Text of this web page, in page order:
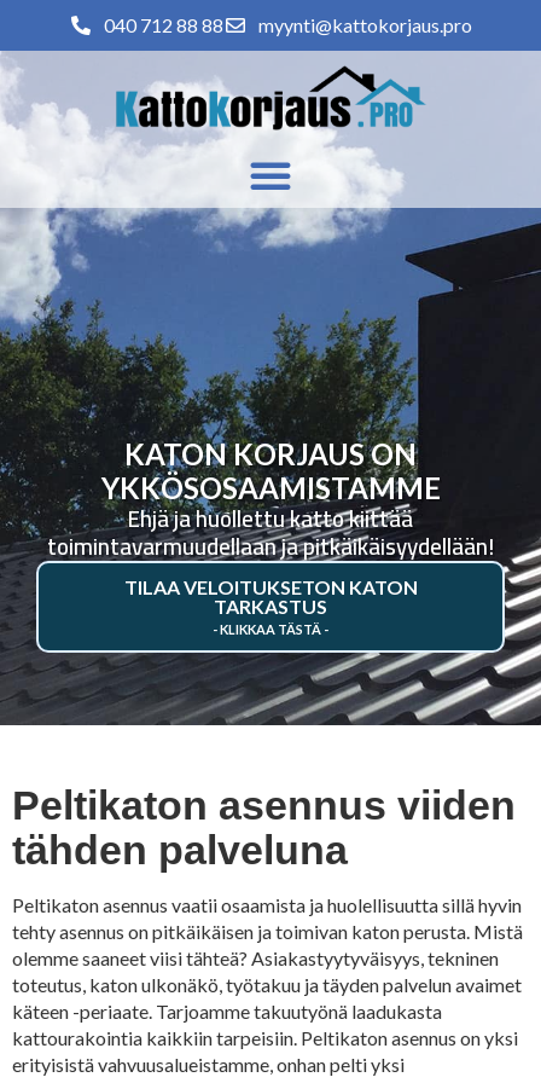
040 712 88 88 myynti@kattokorjaus.pro
KATON KORJAUS ON
YKKÖSOSAAMISTAMME
Ehjä ja huollettu katto kiittää
toimintavarmuudellaan ja pitkäikäisyydellään!
TILAA VELOITUKSETON KATON
TARKASTUS
Peltikaton asennus viiden
tähden palveluna
Peltikaton asennus vaatii osaamista ja huolellisuutta sillä hyvin
tehty asennus on pitkäikäisen ja toimivan katon perusta. Mistä
olemme saaneet viisi tähteä? Asiakastyytyväisyys, tekninen
toteutus, katon ulkonäkö, työtakuu ja täyden palvelun avaimet
käteen -periaate. Tarjoamme takuutyönä laadukasta
kattourakointia kaikkiin tarpeisiin. Peltikaton asennus on yksi
erityisistä vahvuusalueistamme, onhan pelti yksi